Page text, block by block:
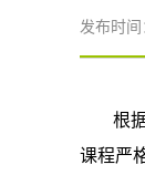
发布时间
根
课程严